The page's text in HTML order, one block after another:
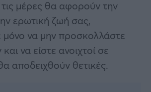
μέρες θα αφορούν την
ερωτική ζωή σας,
να μην προσκολλάστε
να είστε ανοιχτοί σε
αποδειχθούν θετικές.